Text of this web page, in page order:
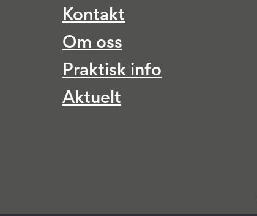
Kontakt
Om oss
Praktisk info
Aktuelt